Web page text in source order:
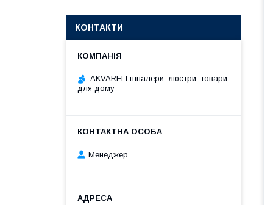
КОНТАКТИ
AKVARELI шпалери, люстри, товари
для дому
Менеджер